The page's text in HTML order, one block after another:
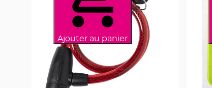
Ajouter au panier